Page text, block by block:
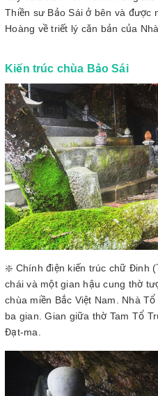
Thiền sư Bảo Sái ở bên và được
Hoàng về triết lý căn bản của
Kiến trúc chùa Bảo Sái
❇️ Chính điện kiến trúc chữ Đinh
chái và một gian hậu cung thờ
chùa miền Bắc Việt Nam. Nhà
ba gian. Gian giữa thờ Tam Tổ
Đạt-ma.